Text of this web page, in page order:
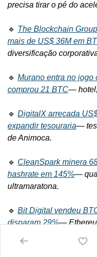
precisa tirar o pé do
🔹 The Blockchain
mais de US$ 36M em
diversificação
🔹 Murano entra no jogo
comprou 21 BTC—
🔹 DigitalX arrecada
expandir tesouraria—
de Animoca.
🔹 CleanSpark minera
hashrate em 145%—
ultramaratona.
🔹 Bit Digital vendeu
disparam 29%—
CoreWeave conclui